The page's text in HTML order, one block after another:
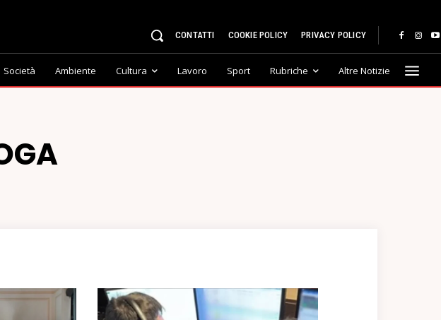
CONTATTI COOKIE POLICY PRIVACY POLICY
Società Ambiente Cultura Lavoro Sport Rubriche Altre Notizie